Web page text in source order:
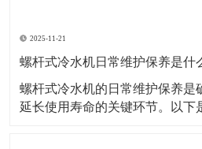
2025-11-21
螺杆式冷水机日常维护保养是什
螺杆式冷水机的日常维护保养是
延长使用寿命的关键环节。以下